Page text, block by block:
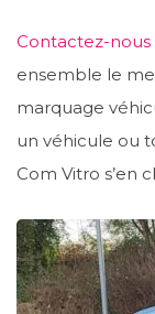
Contactez-nous
ensemble le
marquage
un véhicule ou
Com Vitro s’en